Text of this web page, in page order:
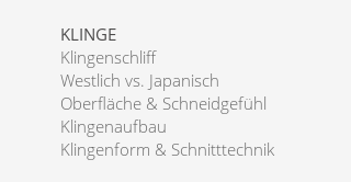
KLINGE
Klingenschliff
Westlich vs. Japanisch
Oberfläche & Schneidgefühl
Klingenaufbau
Klingenform & Schnitttechnik